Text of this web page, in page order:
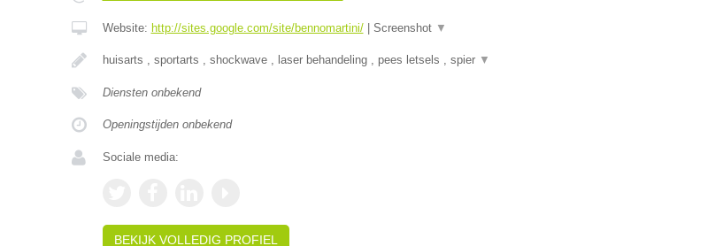
Website: http://sites.google.com/site/bennomartini/| Screenshot ▼
huisarts , sportarts , shockwave , laser behandeling , pees letsels , spier ▼
Diensten onbekend
Openingstijden onbekend
Sociale media:
BEKIJK VOLLEDIG PROFIEL